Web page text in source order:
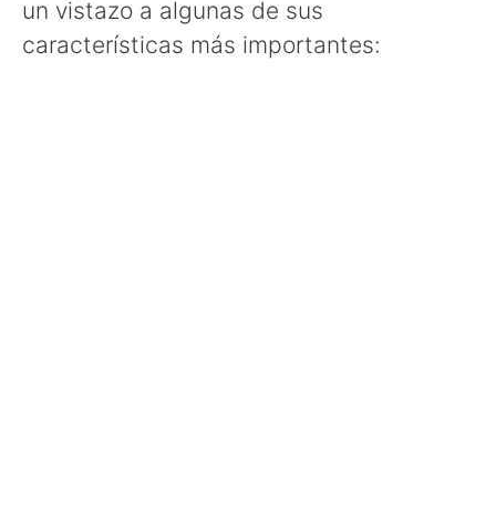
un vistazo a algunas de sus
características más importantes: